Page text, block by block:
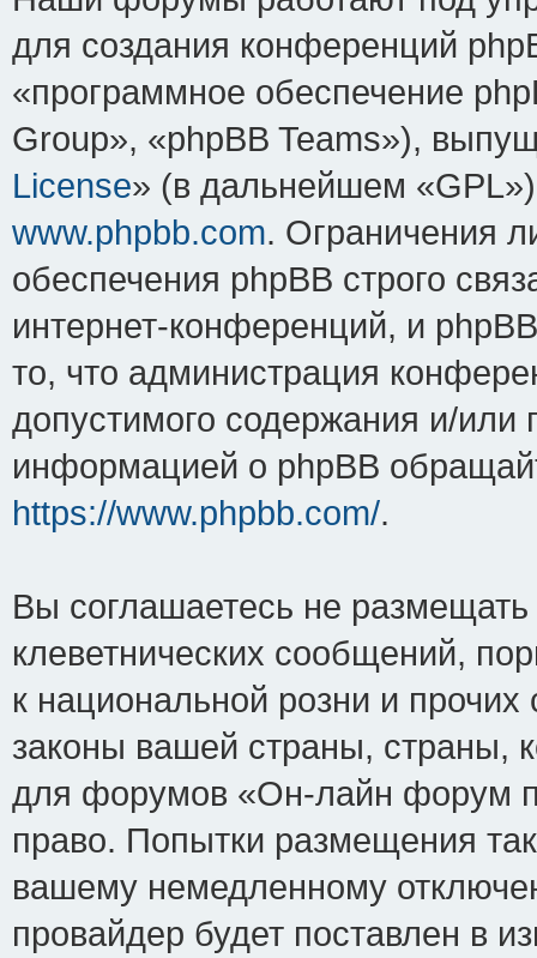
для создания конференций
«программное обеспечение
Group», «phpBB Teams»),
License» (в дальнейшем
www.phpbb.com. Ограничения
обеспечения phpBB строго
интернет-конференций, и
то, что администрация
допустимого содержания и/
информацией о phpBB
https://www.phpbb.com/.
Вы соглашаетесь не
клеветнических сообщений,
к национальной розни и
законы вашей страны, страны,
для форумов «Он-лайн форум
право. Попытки размещения
вашему немедленному
провайдер будет поставлен в